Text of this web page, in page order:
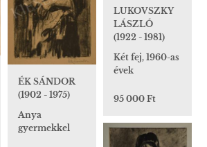
LUKOVSZKY
LÁSZLÓ
(1922 - 1981)
Két fej, 1960-as
évek
95 000 Ft
ÉK SÁNDOR
(1902 - 1975)
Anya
gyermekkel